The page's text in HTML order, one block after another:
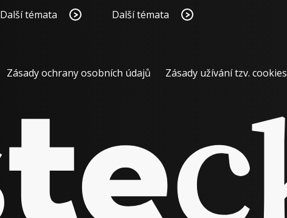
Další témata
Další témata
Zásady ochrany osobních údajů Zásady užívání tzv. cookies